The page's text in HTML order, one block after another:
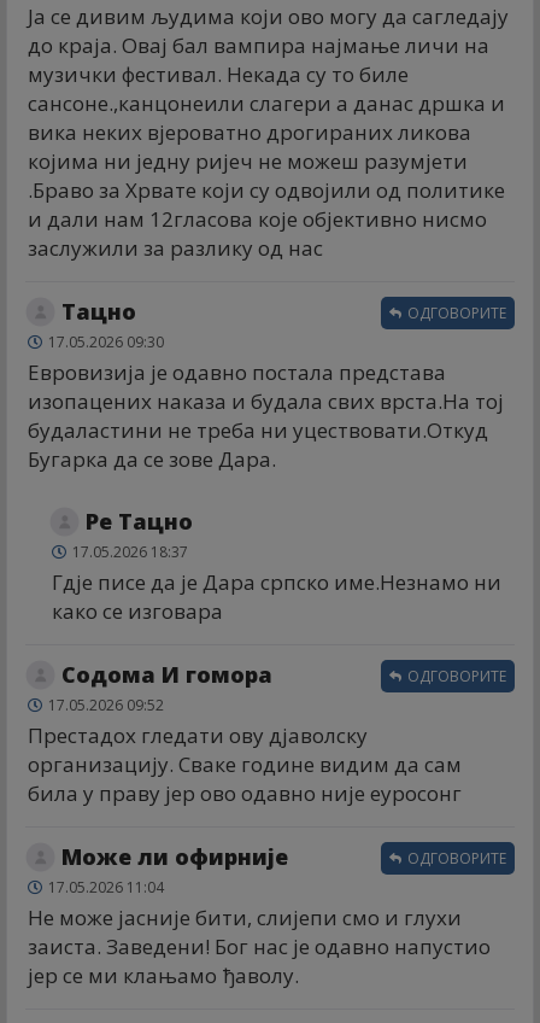
Ја се дивим људима који ово могу да сагледају
до краја. Овај бал вампира најмање личи на
музички фестивал. Некада су то биле
сансоне.,канцонеили слагери а данас дршка и
вика неких вјероватно дрогираних ликова
којима ни једну ријеч не можеш разумјети
.Браво за Хрвате који су одвојили од политике
и дали нам 12гласова које објективно нисмо
заслужили за разлику од нас
Тацно
17.05.2026 09:30
Евровизија је одавно постала представа
изопацених наказа и будала свих врста.На тој
будаластини не треба ни уцествовати.Откуд
Бугарка да се зове Дара.
ОДГОВОРИТЕ
Ре Тацно
17.05.2026 18:37
Гдје писе да је Дара српско име.Незнамо ни
како се изговара
Содома И гомора
17.05.2026 09:52
Престадох гледати ову дјаволску
организацију. Сваке године видим да сам
била у праву јер ово одавно није еуросонг
ОДГОВОРИТЕ
Може ли офирније
17.05.2026 11:04
Не може јасније бити, слијепи смо и глухи
заиста. Заведени! Бог нас је одавно напустио
јер се ми клањамо ђаволу.
ОДГОВОРИТЕ